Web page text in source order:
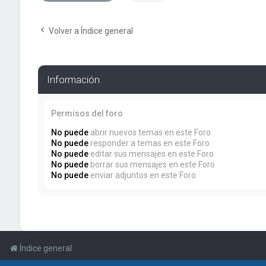
Volver a Índice general
Información
Permisos del foro
No puedeabrir nuevos temas en este Foro
No puederesponder a temas en este Foro
No puedeeditar sus mensajes en este Foro
No puedeborrar sus mensajes en este Foro
No puedeenviar adjuntos en este Foro
Índice general